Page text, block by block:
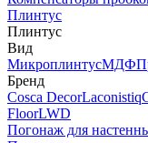
Плинтус
Плинтус
Вид
МикроплинтусМДФ
Бренд
Cosca DecorLaconistiq
FloorLWD
Погонаж для